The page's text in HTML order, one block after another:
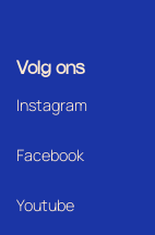
Volg ons
Instagram
Facebook
Youtube